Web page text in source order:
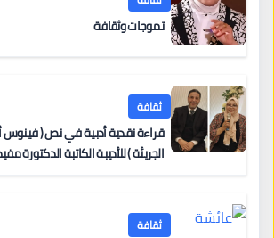
تموجات وثقافة
ثقافة
قراءة نقدية أدبية في نص ( فينوس
الجريئة ) للأديبة الكاتبة الدكتورة
ثقافة